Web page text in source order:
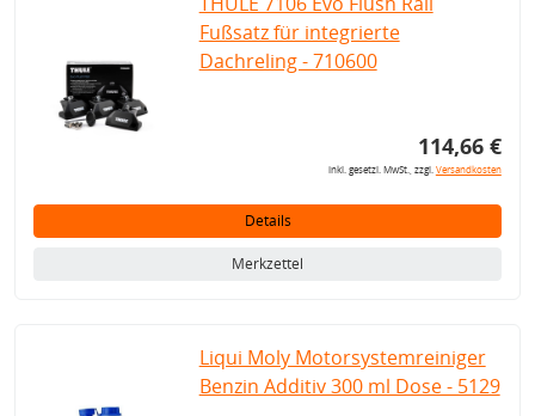
Fußsatz für integrierte
Dachreling - 710600
114,66 €
inkl. gesetzl. MwSt., zzgl.Versandkosten
Details
Merkzettel
Liqui Moly Motorsystemreiniger
Benzin Additiv 300 ml Dose - 5129